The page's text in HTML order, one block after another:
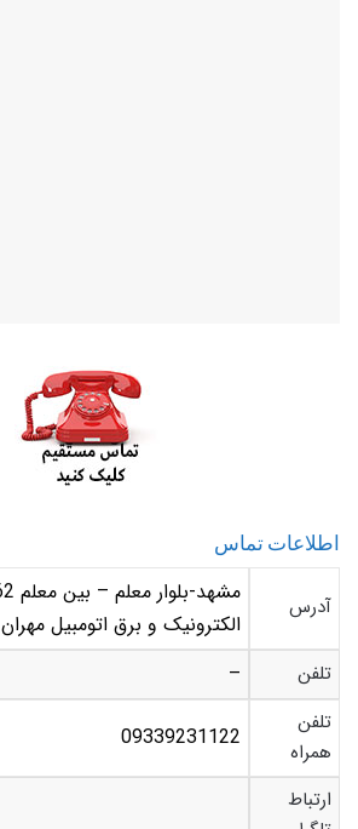
اطلاعات تماس
آدرس
الکترونیک و برق اتومبیل مهران
تلفن –
تلفن
همراه
09339231122
ارتباط